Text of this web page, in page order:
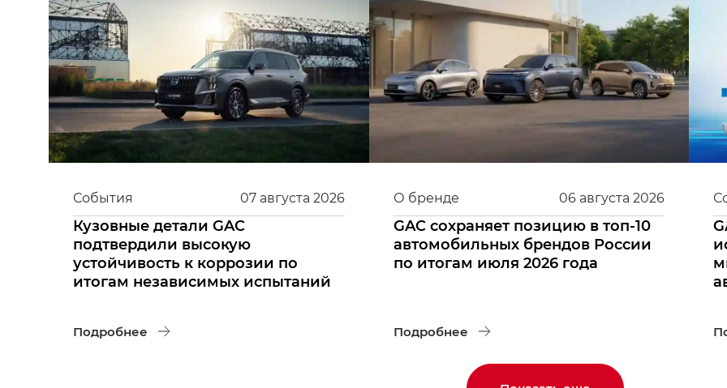
07 августа 2026
События
Кузовные детали GAC
подтвердили высокую
устойчивость к коррозии по
итогам независимых испытаний
Подробнее
06 августа 2026
О бренде
GAC сохраняет позицию в топ-10
автомобильных брендов России
по итогам июля 2026 года
Подробнее